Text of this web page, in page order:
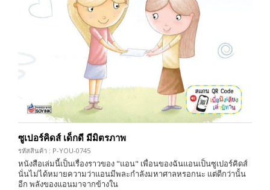
ซูเปอร์คิดส์ เด็กดี มีมิตรภาพ
รหัสสินค้า : P-YOU-0745
หนังสือเล่มนี้เป็นเรื่องราวของ "แอน" เพื่อนของฉันแอนเป็นซูเปอร์คิดส์
นั่นไม่ได้หมายความว่าแอนมีพละกำลังมหาศาลหรอกนะ แต่ดีกว่านั้น
อีก พลังของแอนมาจากข้างใน